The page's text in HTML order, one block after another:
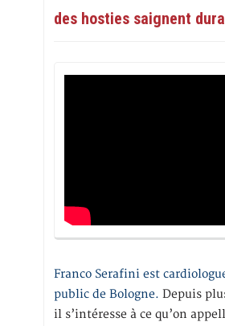
des hosties saignent
Franco Serafini est
public de Bologne. Depuis
il s’intéresse à ce qu’on